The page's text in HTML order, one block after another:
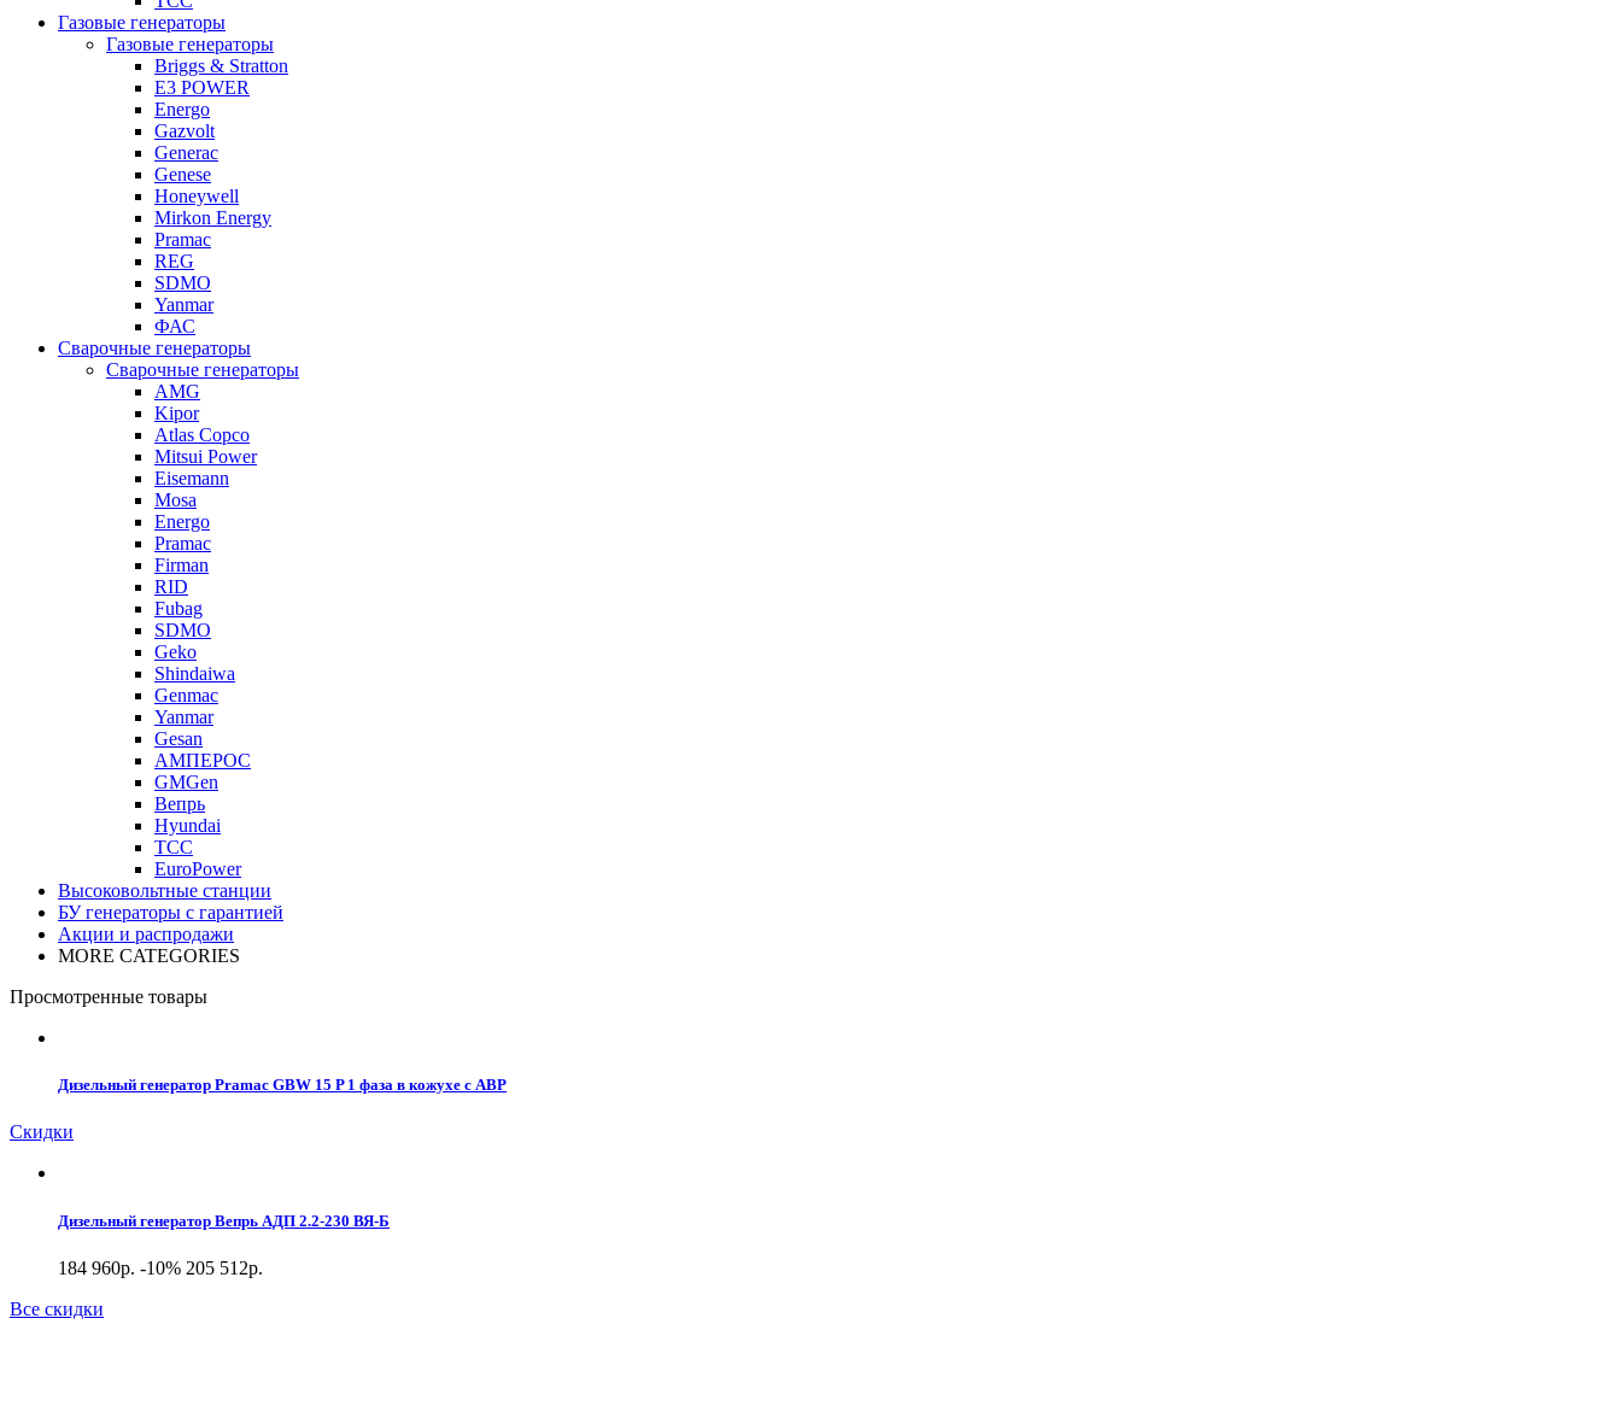
Газовые генераторы
Газовые генераторы
Briggs & Stratton
E3 POWER
Energo
Gazvolt
Generac
Genese
Honeywell
Mirkon Energy
Pramac
REG
SDMO
Yanmar
ФАС
Сварочные генераторы
Сварочные генераторы
AMG
Kipor
Atlas Copco
Mitsui Power
Eisemann
Mosa
Energo
Pramac
Firman
RID
Fubag
SDMO
Geko
Shindaiwa
Genmac
Yanmar
Gesan
АМПЕРОС
GMGen
Вепрь
Hyundai
ТСС
EuroPower
Высоковольтные станции
БУ генераторы с гарантией
Акции и распродажи
MORE CATEGORIES
Просмотренные товары
Дизельный генератор Pramac GBW 15 P 1 фаза в кожухе с АВР
Скидки
Дизельный генератор Вепрь АДП 2.2-230 ВЯ-Б
184 960р. -10% 205 512р.
Все скидки